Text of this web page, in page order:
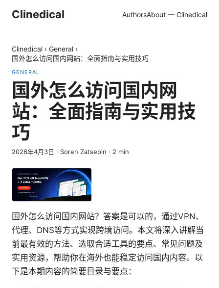
Clinedical AuthorsAbout — Clinedical
Clinedical › General ›
国外怎么访问国内网站：全面指南与实用技巧
GENERAL
国外怎么访问国内网
站：全面指南与实用技
巧
2026年4月3日 · Soren Zatsepin · 2 min
国外怎么访问国内网站？答案是可以的，通过VPN、
代理、DNS等方式实现跨境访问。本文将深入讲解当
前最有效的方法、选取合适工具的要点、常见问题及
实用资源，帮助你在海外也能稳定访问国内内容。以
下是本期内容的简要目录与要点：